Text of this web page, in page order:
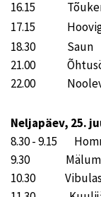
16.15
17.15
18.30 Saun
21.00
22.00
Neljapäev, 25.
8.30 - 9.15
9.30
10.30